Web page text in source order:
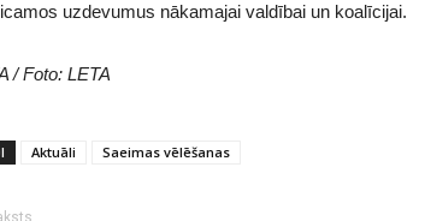
uzdevumus nākamajai valdībai un koalīcijai.
/ Foto: LETA
Aktuāli Saeimas vēlēšanas